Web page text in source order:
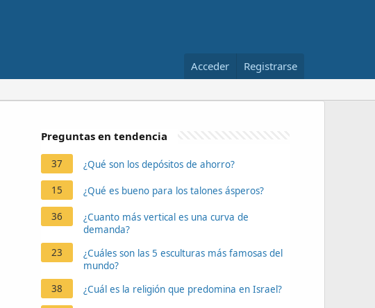
Acceder Registrarse
Preguntas en tendencia
37 ¿Qué son los depósitos de ahorro?
15 ¿Qué es bueno para los talones ásperos?
36
¿Cuanto más vertical es una curva de
demanda?
23
¿Cuáles son las 5 esculturas más famosas del
mundo?
38
¿Cuál es la religión que predomina en Israel?